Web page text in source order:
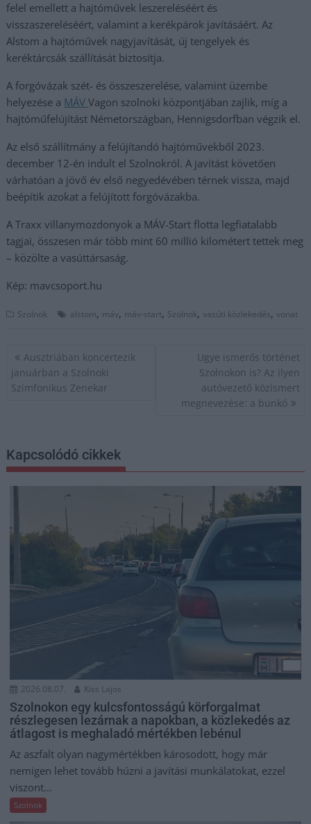
felel emellett a hajtóművek leszereléséért és
visszaszereléséért, valamint a kerékpárok javításáért. Az
Alstom a hajtóművek nagyjavítását, új tengelyek és
keréktárcsák szállítását biztosítja.
A forgóvázak szét- és összeszerelése, valamint üzembe
helyezése a MÁVVagon szolnoki központjában zajlik, míg a
hajtóműfelújítást Németországban, Hennigsdorfban végzik el.
Az első szállítmány a felújítandó hajtóművekből 2023.
december 12-én indult el Szolnokról. A javítást követően
várhatóan a jövő év első negyedévében térnek vissza, majd
beépítik azokat a felújított forgóvázakba.
A Traxx villanymozdonyok a MÁV-Start flotta legfiatalabb
tagjai, összesen már több mint 60 millió kilométert tettek meg
– közölte a vasúttársaság.
Kép: mavcsoport.hu
Szolnok alstom, máv, máv-start, Szolnok,vasúti közlekedés,vonat
Bejegyzés
navigáció
Ausztriában koncertezik
januárban a Szolnoki
Szimfonikus Zenekar
Ugye ismerős történet
Szolnokon is? Az ilyen
autóvezető közismert
megnevezése: a bunkó
Kapcsolódó cikkek
2026.08.07. Kiss Lajos
Szolnokon egy kulcsfontosságú körforgalmat
részlegesen lezárnak a napokban, a közlekedés az
átlagost is meghaladó mértékben lebénul
Az aszfalt olyan nagymértékben károsodott, hogy már
nemigen lehet tovább húzni a javítási munkálatokat, ezzel
viszont...
Szolnok